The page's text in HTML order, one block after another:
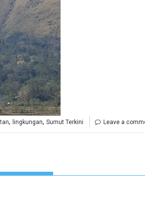
, lingkungan, Sumut Terkini Leave a